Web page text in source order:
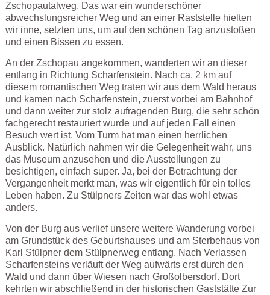
Zschopautalweg. Das war ein wunderschöner
abwechslungsreicher Weg und an einer Raststelle hielten
wir inne, setzten uns, um auf den schönen Tag anzustoßen
und einen Bissen zu essen.
An der Zschopau angekommen, wanderten wir an dieser
entlang in Richtung Scharfenstein. Nach ca. 2 km auf
diesem romantischen Weg traten wir aus dem Wald heraus
und kamen nach Scharfenstein, zuerst vorbei am Bahnhof
und dann weiter zur stolz aufragenden Burg, die sehr schön
fachgerecht restauriert wurde und auf jeden Fall einen
Besuch wert ist. Vom Turm hat man einen herrlichen
Ausblick. Natürlich nahmen wir die Gelegenheit wahr, uns
das Museum anzusehen und die Ausstellungen zu
besichtigen, einfach super. Ja, bei der Betrachtung der
Vergangenheit merkt man, was wir eigentlich für ein tolles
Leben haben. Zu Stülpners Zeiten war das wohl etwas
anders.
Von der Burg aus verlief unsere weitere Wanderung vorbei
am Grundstück des Geburtshauses und am Sterbehaus von
Karl Stülpner dem Stülpnerweg entlang. Nach Verlassen
Scharfensteins verläuft der Weg aufwärts erst durch den
Wald und dann über Wiesen nach Großolbersdorf. Dort
kehrten wir abschließend in der historischen Gaststätte Zur